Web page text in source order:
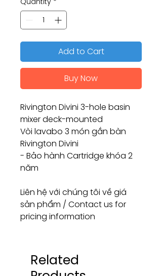
Add to Cart
Buy Now
Rivington Divini 3-hole basin
mixer deck-mounted
Vòi lavabo 3 món gắn bàn
Rivington Divini
- Bảo hành Cartridge khóa 2
năm
Liên hệ với chúng tôi về giá
sản phẩm / Contact us for
pricing information
Related